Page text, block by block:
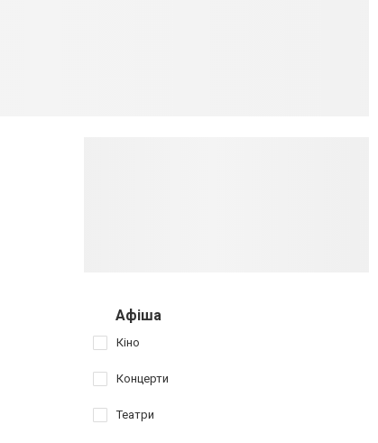
Афіша
Кіно
Концерти
Театри